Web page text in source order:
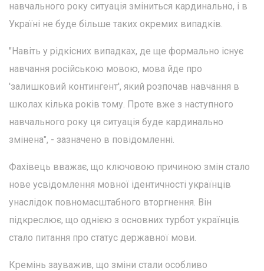
навчального року ситуація зміниться кардинально, і в
Україні не буде більше таких окремих випадків.
"Навіть у рідкісних випадках, де ще формально існує
навчання російською мовою, мова йде про
'залишковий контингент', який розпочав навчання в
школах кілька років тому. Проте вже з наступного
навчального року ця ситуація буде кардинально
змінена", - зазначено в повідомленні.
Фахівець вважає, що ключовою причиною змін стало
нове усвідомлення мовної ідентичності українців
унаслідок повномасштабного вторгнення. Він
підкреслює, що однією з основних турбот українців
стало питання про статус державної мови.
Кремінь зауважив, що зміни стали особливо